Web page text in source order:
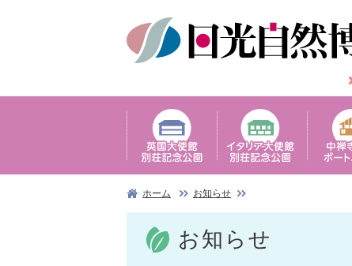
ホーム お知らせ
お知らせ